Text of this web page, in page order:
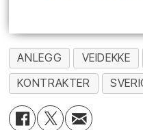
ANLEGG VEIDEKKE
KONTRAKTER